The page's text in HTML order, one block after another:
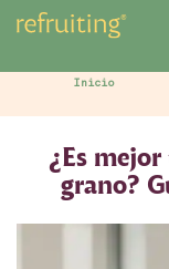
Inicio
¿Es
grano?